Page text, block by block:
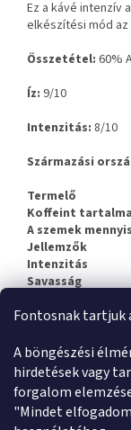
Fontosnak tartjuk
A böngészési
hirdetések vagy
forgalom
"Mindet
Ez a kávé intenzív
elkészítési mód
Összetétel: 60%
Íz: 9/10
Intenzitás: 8/10
Származási
Termelő
Koffeint
A szemek
Jellemzők
Intenzitás
Savasság
Keverék
Pörkölés